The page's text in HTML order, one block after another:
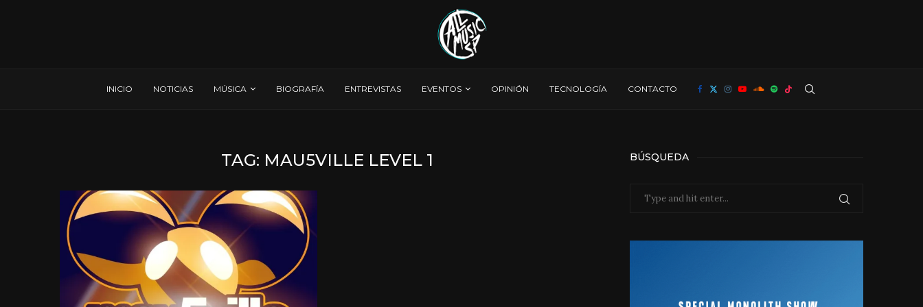
INICIO NOTICIAS MÚSICA BIOGRAFÍA ENTREVISTAS EVENTOS OPINIÓN TECNOLOGÍA CONTACTO
TAG: MAU5VILLE LEVEL 1 BÚSQUEDA